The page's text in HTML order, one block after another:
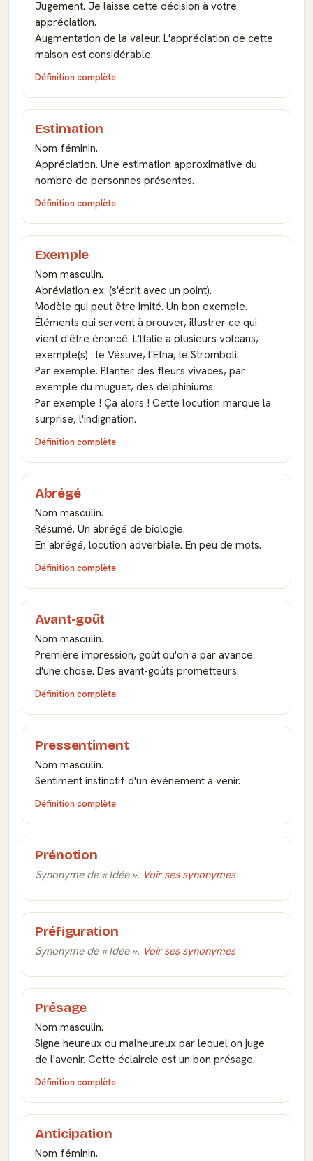
Jugement. Je laisse cette décision à votre
appréciation.
Augmentation de la valeur. L'appréciation de cette
maison est considérable.
Définition complète
Estimation
Nom féminin.
Appréciation. Une estimation approximative du
nombre de personnes présentes.
Définition complète
Exemple
Nom masculin.
Abréviation ex. (s'écrit avec un point).
Modèle qui peut être imité. Un bon exemple.
Éléments qui servent à prouver, illustrer ce qui
vient d'être énoncé. L'ltalie a plusieurs volcans,
exemple(s) : le Vésuve, l'Etna, le Stromboli.
Par exemple. Planter des fleurs vivaces, par
exemple du muguet, des delphiniums.
Par exemple ! Ça alors ! Cette locution marque la
surprise, l'indignation.
Définition complète
Abrégé
Nom masculin.
Résumé. Un abrégé de biologie.
En abrégé, locution adverbiale. En peu de mots.
Définition complète
Avant-goût
Nom masculin.
Première impression, goût qu'on a par avance
d'une chose. Des avant-goûts prometteurs.
Définition complète
Pressentiment
Nom masculin.
Sentiment instinctif d'un événement à venir.
Définition complète
Prénotion
Synonyme de « Idée ». Voir ses synonymes
Préfiguration
Synonyme de « Idée ». Voir ses synonymes
Présage
Nom masculin.
Signe heureux ou malheureux par lequel on juge
de l'avenir. Cette éclaircie est un bon présage.
Définition complète
Anticipation
Nom féminin.